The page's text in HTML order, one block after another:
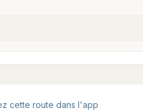
cette route dans l'app